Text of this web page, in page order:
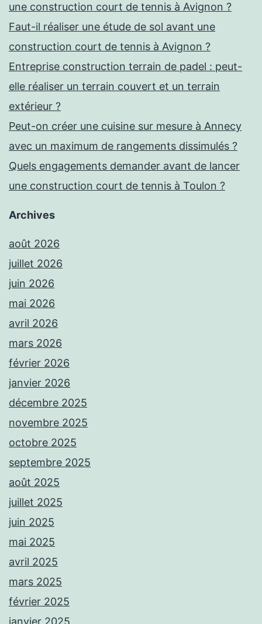
une construction court de tennis à Avignon ?
Faut-il réaliser une étude de sol avant une
construction court de tennis à Avignon ?
Entreprise construction terrain de padel : peut-
elle réaliser un terrain couvert et un terrain
extérieur ?
Peut-on créer une cuisine sur mesure à Annecy
avec un maximum de rangements dissimulés ?
Quels engagements demander avant de lancer
une construction court de tennis à Toulon ?
Archives
août 2026
juillet 2026
juin 2026
mai 2026
avril 2026
mars 2026
février 2026
janvier 2026
décembre 2025
novembre 2025
octobre 2025
septembre 2025
août 2025
juillet 2025
juin 2025
mai 2025
avril 2025
mars 2025
février 2025
janvier 2025